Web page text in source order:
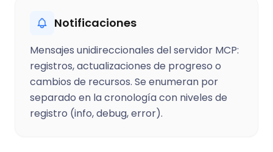
Notificaciones
Mensajes unidireccionales del servidor MCP:
registros, actualizaciones de progreso o
cambios de recursos. Se enumeran por
separado en la cronología con niveles de
registro (info, debug, error).